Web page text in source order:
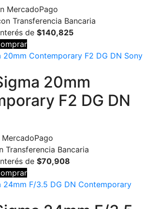
MercadoPago
Transferencia Bancaria
de $140,825
20mm
F2 DG DN
Transferencia Bancaria
de $70,908